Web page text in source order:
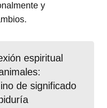
y
espiritual
de significado